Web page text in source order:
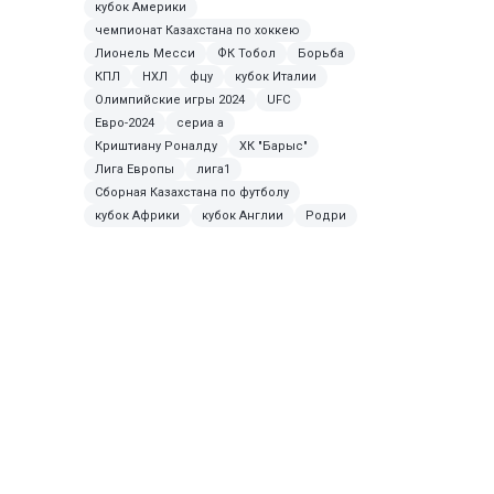
кубок Америки
чемпионат Казахстана по хоккею
Лионель Месси
ФК Тобол
Борьба
КПЛ
НХЛ фцу
кубок Италии
Олимпийские игры 2024
UFC
Евро-2024
сериа а
Криштиану Роналду
ХК "Барыс"
Лига Европы
лига1
Сборная Казахстана по футболу
кубок Африки
кубок Англии Родри